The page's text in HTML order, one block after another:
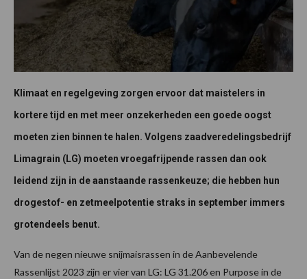
Klimaat en regelgeving zorgen ervoor dat maistelers in
kortere tijd en met meer onzekerheden een goede oogst
moeten zien binnen te halen. Volgens zaadveredelingsbedrijf
Limagrain (LG) moeten vroegafrijpende rassen dan ook
leidend zijn in de aanstaande rassenkeuze; die hebben hun
drogestof- en zetmeelpotentie straks in september immers
grotendeels benut.
Van de negen nieuwe snijmaisrassen in de Aanbevelende
Rassenlijst 2023 zijn er vier van LG: LG 31.206 en Purpose in de